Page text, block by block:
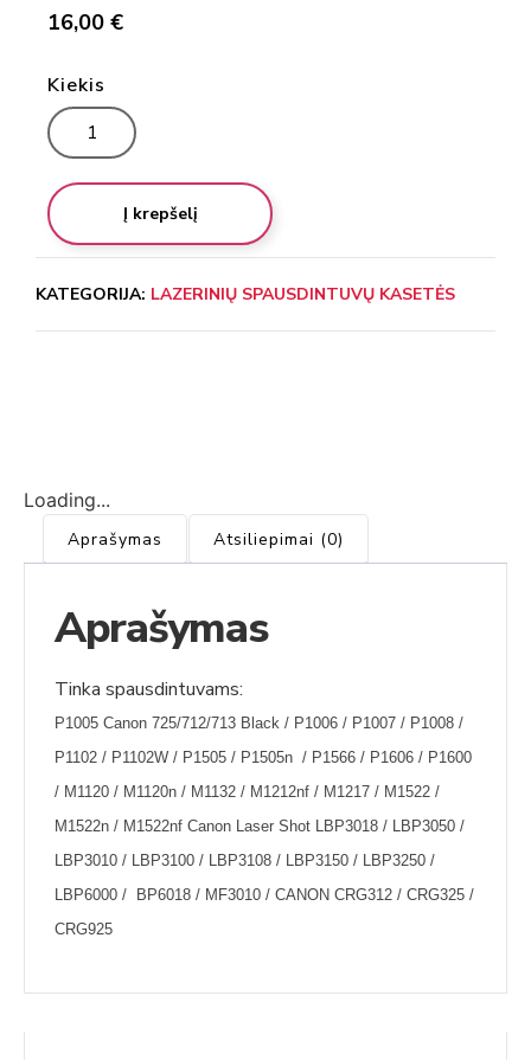
16,00 €
Kiekis
Į krepšelį
KATEGORIJA: LAZERINIŲ SPAUSDINTUVŲ KASETĖS
Loading...
Aprašymas Atsiliepimai (0)
Aprašymas
Tinka spausdintuvams:
P1005 Canon 725/712/713 Black / P1006 / P1007 / P1008 /
P1102 / P1102W / P1505 / P1505n / P1566 / P1606 / P1600
/ M1120 / M1120n / M1132 / M1212nf / M1217 / M1522 /
M1522n / M1522nf Canon Laser Shot LBP3018 / LBP3050 /
LBP3010 / LBP3100 / LBP3108 / LBP3150 / LBP3250 /
LBP6000 / BP6018 / MF3010 / CANON CRG312 / CRG325 /
CRG925